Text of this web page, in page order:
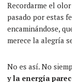
Recordarme el
pasado por estas
encaminándose,
merece la alegría
No es así. No
y la energía